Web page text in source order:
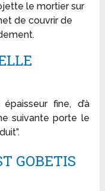
le mortier sur
de couvrir de
fine, d’à
suivante porte le
GOBETIS